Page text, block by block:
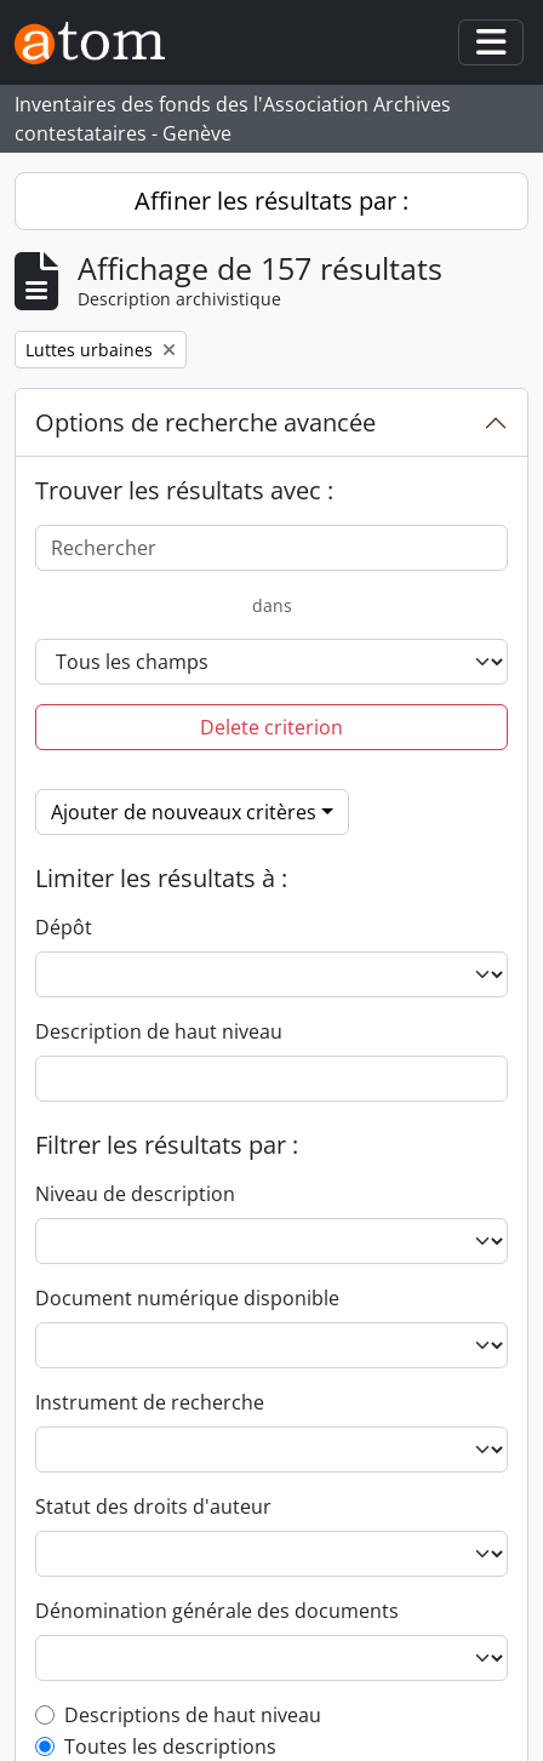
Skip to main content
Inventaires des fonds des l'Association Archives
contestataires - Genève
Affiner les résultats par :
Affichage de 157 résultats
Description archivistique
Remove filter:
Luttes urbaines
Options de recherche avancée
Trouver les résultats avec :
dans
Delete criterion
Ajouter de nouveaux critères
Limiter les résultats à :
Dépôt
Description de haut niveau
Filtrer les résultats par :
Niveau de description
Document numérique disponible
Instrument de recherche
Statut des droits d'auteur
Dénomination générale des documents
Top-level description filter
Descriptions de haut niveau
Toutes les descriptions